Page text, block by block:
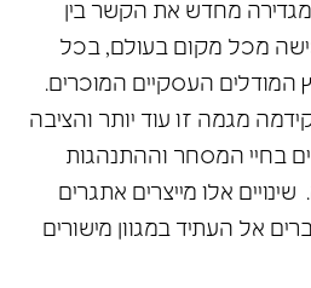
מחדש את הקשר בין
מכל מקום בעולם, בכל
המודלים העסקיים המוכרים.
מגמה זו עוד יותר והציבה
בחיי המסחר וההתנהגות
אלו מייצרים אתגרים
אל העתיד במגוון מישורים